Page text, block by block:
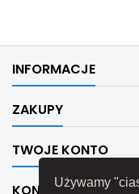
Używamy
INFORMACJE
ZAKUPY
TWOJE KONTO